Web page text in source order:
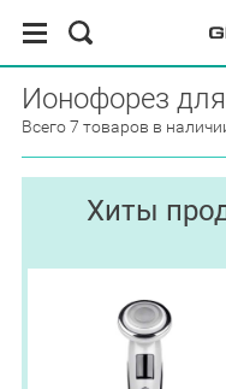
Ионофорез
Всего 7 товаров в
Хиты